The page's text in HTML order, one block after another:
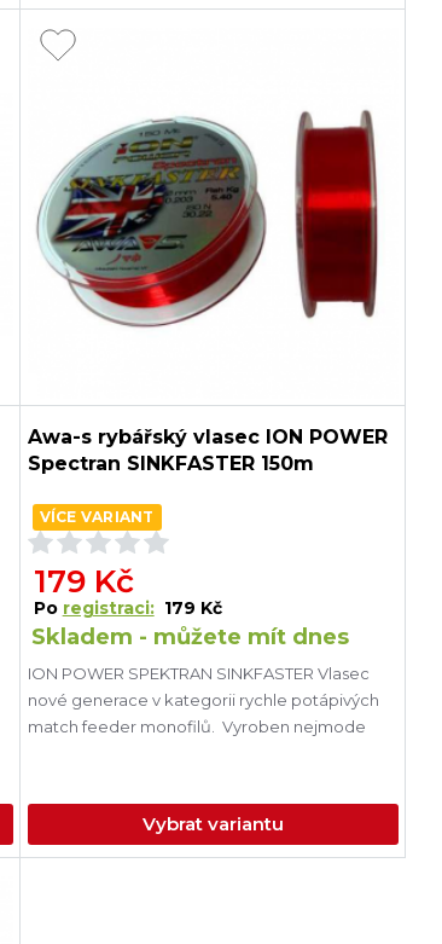
Awa-s rybářský vlasec ION POWER
Spectran SINKFASTER 150m
VÍCE VARIANT
179 Kč
Po registraci: 179 Kč
Skladem - můžete mít dnes
ION POWER SPEKTRAN SINKFASTER Vlasec
nové generace v kategorii rychle potápivých
match feeder monofilů. Vyroben nejmode
Vybrat variantu